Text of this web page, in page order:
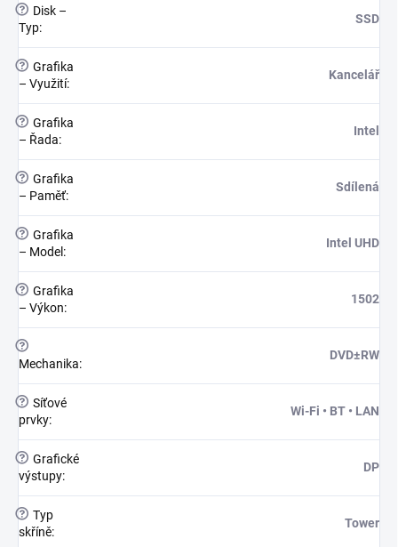
?
Disk –
Typ:
SSD
? Grafika
– Využití:
Kancelář
? Grafika
– Řada:
Intel
? Grafika
– Paměť:
Sdílená
? Grafika
– Model :
Intel UHD
? Grafika
– Výkon:
1502
?
Mechanika:
DVD±RW
? Síťové
prvky:
Wi-Fi • BT • LAN
? Grafické
výstupy:
DP
? Typ
skříně:
Tower